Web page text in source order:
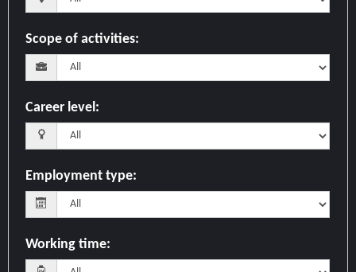
Scope of activities:
Career level:
Employment type:
Working time: